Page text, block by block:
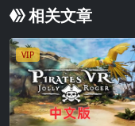
相关文章
VIP